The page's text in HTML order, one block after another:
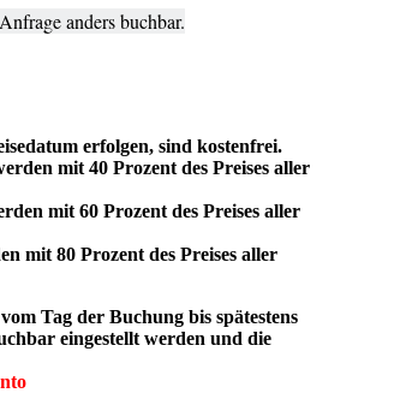
anders buchbar.
erfolgen, sind kostenfrei.
mit 40 Prozent des Preises aller
mit 60 Prozent des Preises aller
mit 80 Prozent des Preises aller
der Buchung bis spätestens
eingestellt werden und die